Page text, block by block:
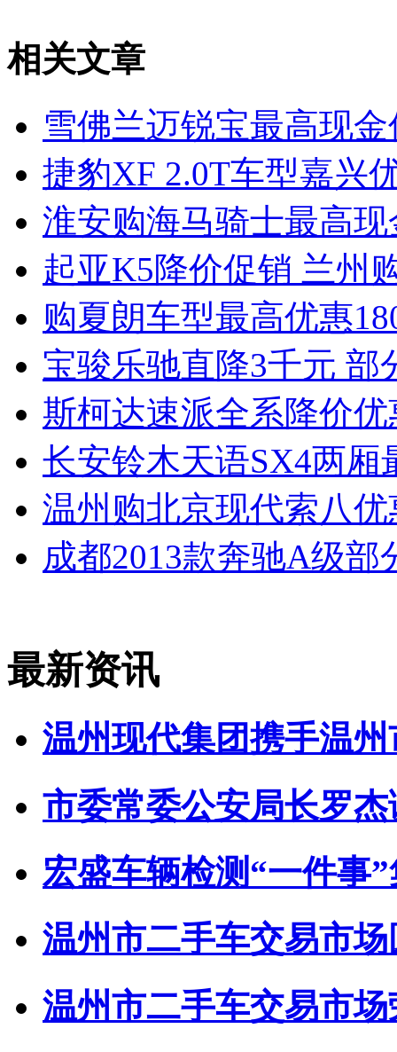
相关文章
雪佛兰迈锐宝最高现
捷豹XF 2.0T车型嘉兴
淮安购海马骑士最高
起亚K5降价促销 兰州
购夏朗车型最高优惠
宝骏乐驰直降3千元 部
斯柯达速派全系降价
长安铃木天语SX4两厢
温州购北京现代索八
成都2013款奔驰A级部
最新资讯
温州现代集团携手温
市委常委公安局长罗
宏盛车辆检测“一件事
温州市二手车交易市
温州市二手车交易市